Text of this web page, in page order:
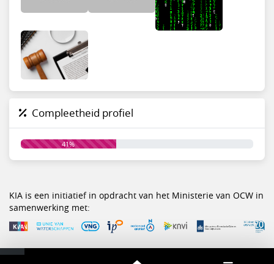
Compleetheid profiel
41%
KIA is een initiatief in opdracht van het Ministerie van OCW in
samenwerking met: